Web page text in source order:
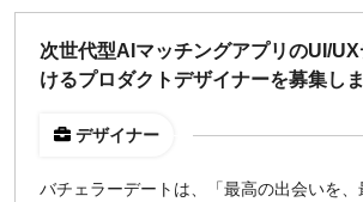
次世代型AIマッチングアプリのUI/
けるプロダクトデザイナーを募集し
デザイナー
バチェラーデートは、「最高の出会いを